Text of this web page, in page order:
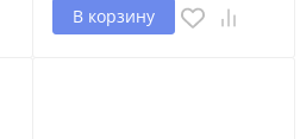
В корзину